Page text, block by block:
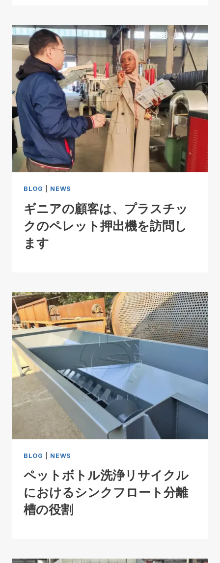
BLOG NEWS
ギニアの顧客は、プラスチッ
クのペレット押出機を訪問し
ます
BLOG NEWS
ペットボトル洗浄リサイクル
におけるシンクフロート分離
槽の役割